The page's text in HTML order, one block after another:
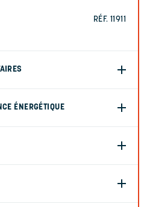
RÉF. 11911
ÉNERGÉTIQUE